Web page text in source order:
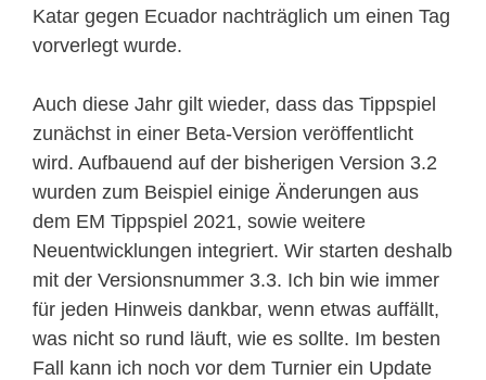
Katar gegen Ecuador nachträglich um einen Tag
vorverlegt wurde.
Auch diese Jahr gilt wieder, dass das Tippspiel
zunächst in einer Beta-Version veröffentlicht
wird. Aufbauend auf der bisherigen Version 3.2
wurden zum Beispiel einige Änderungen aus
dem EM Tippspiel 2021, sowie weitere
Neuentwicklungen integriert. Wir starten deshalb
mit der Versionsnummer 3.3. Ich bin wie immer
für jeden Hinweis dankbar, wenn etwas auffällt,
was nicht so rund läuft, wie es sollte. Im besten
Fall kann ich noch vor dem Turnier ein Update